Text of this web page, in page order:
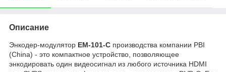
Описание
Энкодер-модулятор EM-101-C производства компании PBI
(China) - это компактное устройство, позволяющее
энкодировать один видеосигнал из любого источника HDMI